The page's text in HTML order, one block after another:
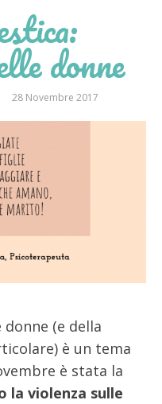
donne
28 Novembre 2017
(e della
è un tema
è stata la
la violenza sulle